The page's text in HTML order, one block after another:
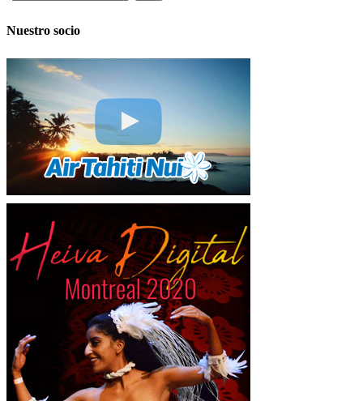
Nuestro socio